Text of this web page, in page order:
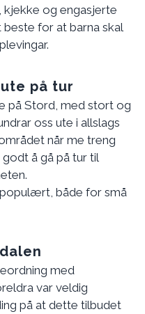
og engasjerte
for at barna skal
på tur
på Stord, med stort og
oss ute i allslags
når me treng
å gå på tur til
både for små
med
var veldig
på at dette tilbudet